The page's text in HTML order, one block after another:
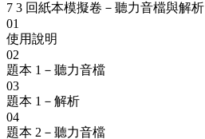
7 3 回紙本模擬卷－聽力音檔與解析
01
使用說明
02
題本 1－聽力音檔
03
題本 1－解析
04
題本 2－聽力音檔